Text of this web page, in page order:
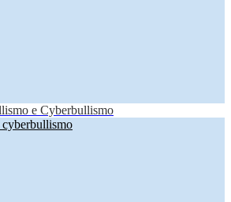
e Cyberbullismo